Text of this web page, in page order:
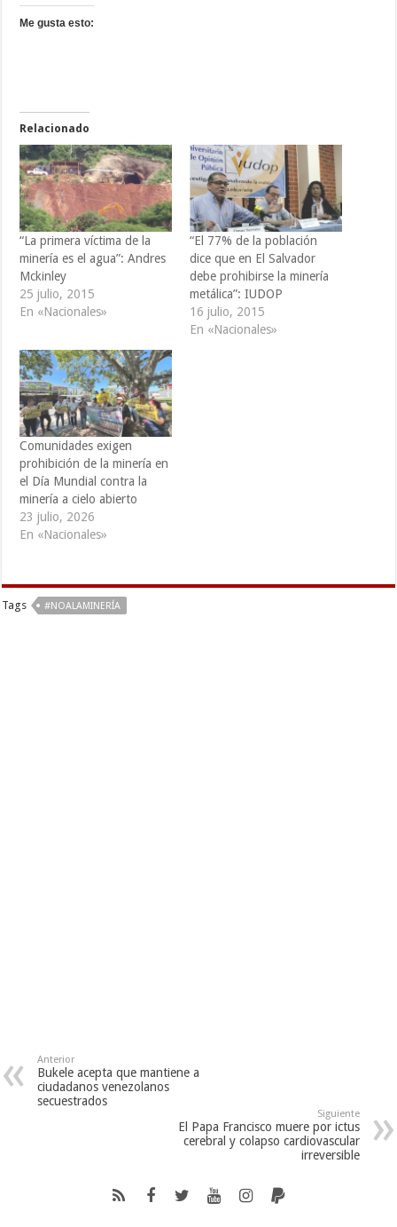
Me gusta esto:
Relacionado
“La primera víctima de la
minería es el agua”: Andres
Mckinley
25 julio, 2015
En «Nacionales»
“El 77% de la población
dice que en El Salvador
debe prohibirse la minería
metálica”: IUDOP
16 julio, 2015
En «Nacionales»
Comunidades exigen
prohibición de la minería en
el Día Mundial contra la
minería a cielo abierto
23 julio, 2026
En «Nacionales»
Tags #NOALAMINERÍA
Anterior
Bukele acepta que mantiene a
ciudadanos venezolanos
secuestrados
Siguiente
El Papa Francisco muere por ictus
cerebral y colapso cardiovascular
irreversible